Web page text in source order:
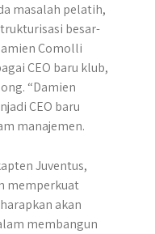
masalah pelatih,
besar-
Comolli
CEO baru klub,
“Damien
CEO baru
manajemen.
Juventus,
memperkuat
akan
membangun